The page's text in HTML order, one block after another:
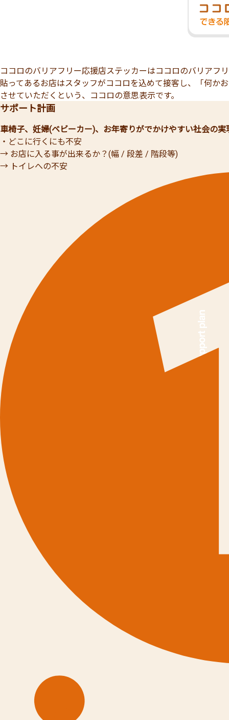
ココロのバリアフリー応援店ステッカーはココロのバリアフ
貼ってあるお店はスタッフがココロを込めて接客し、「何か
させていただくという、ココロの意思表示です。
サポート計画
車椅子、妊婦(ベビーカー)、お年寄りがでかけやすい社会の実
・どこに行くにも不安
→ お店に入る事が出来るか？(幅 / 段差 / 階段等)
→ トイレへの不安